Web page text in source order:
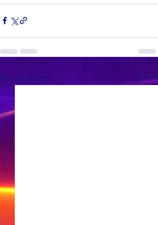
Recent Posts See All